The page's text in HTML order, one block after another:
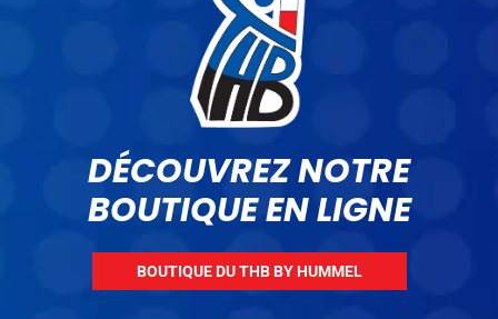
DÉCOUVREZ NOTRE
BOUTIQUE EN LIGNE
BOUTIQUE DU THB BY HUMMEL